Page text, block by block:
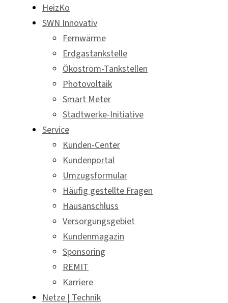
HeizKo
SWN Innovativ
Fernwärme
Erdgastankstelle
Ökostrom-Tankstellen
Photovoltaik
Smart Meter
Stadtwerke-Initiative
Service
Kunden-Center
Kundenportal
Umzugsformular
Häufig gestellte Fragen
Hausanschluss
Versorgungsgebiet
Kundenmagazin
Sponsoring
REMIT
Karriere
Netze | Technik